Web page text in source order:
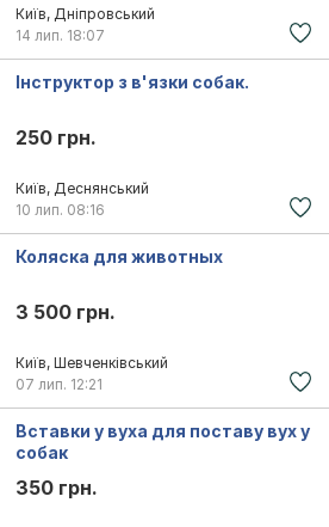
Київ, Дніпровський
14 лип. 18:07
Інструктор з в'язки собак.
250 грн.
Київ, Деснянський
10 лип. 08:16
Коляска для животных
3 500 грн.
Київ, Шевченківський
07 лип. 12:21
Вставки у вуха для поставу вух у
собак
350 грн.